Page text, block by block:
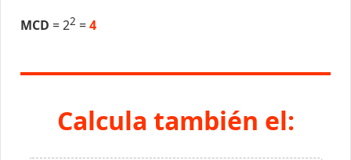
MCD = 22 =4
Calcula también el: